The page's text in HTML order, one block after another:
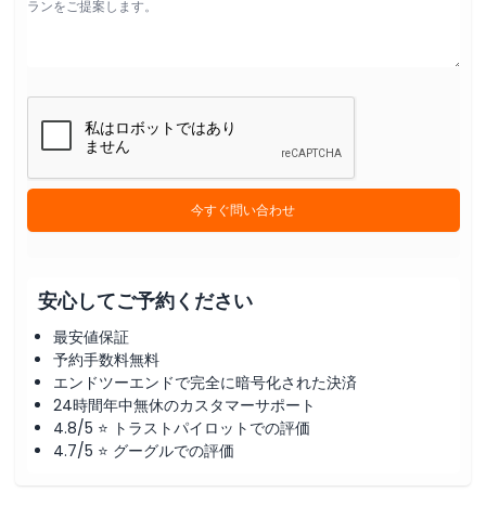
今すぐ問い合わせ
安心してご予約ください
最安値保証
予約手数料無料
エンドツーエンドで完全に暗号化された決済
24時間年中無休のカスタマーサポート
4.8/5 ⭐ トラストパイロットでの評価
4.7/5 ⭐ グーグルでの評価